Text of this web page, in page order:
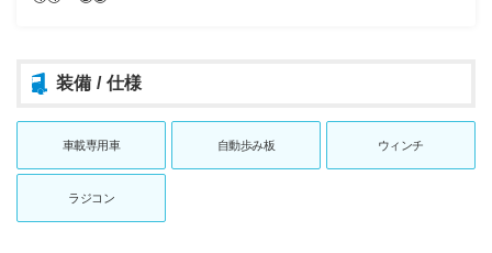
装備 / 仕様
車載専用車 自動歩み板 ウィンチ
ラジコン